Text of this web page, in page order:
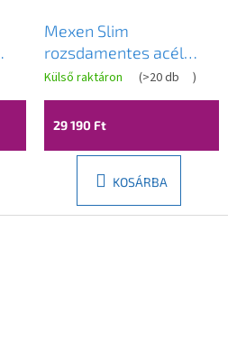
Mexen Slim
rozsdamentes acél
zuhanyfej 40 x 40 cm,
fekete, 79140-70
Külső raktáron (>20 db )
29 190 Ft
KOSÁRBA